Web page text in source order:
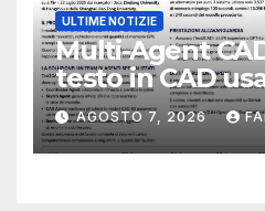
ULTIME NOTIZIE
Multi-Agent
testo in CAD
meno token
AGOSTO 7, 2026